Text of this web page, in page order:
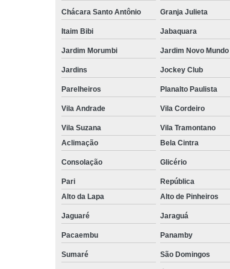
Chácara Santo Antônio Granja Julieta
Itaim Bibi Jabaquara
Jardim Morumbi Jardim Novo Mundo
Jardins Jockey Club
Parelheiros Planalto Paulista
Vila Andrade Vila Cordeiro
Vila Suzana Vila Tramontano
Aclimação
Bela Cintra
Consolação Glicério
Pari República
Alto da Lapa
Alto de Pinheiros
Jaguaré Jaraguá
Pacaembu Panamby
Sumaré São Domingos